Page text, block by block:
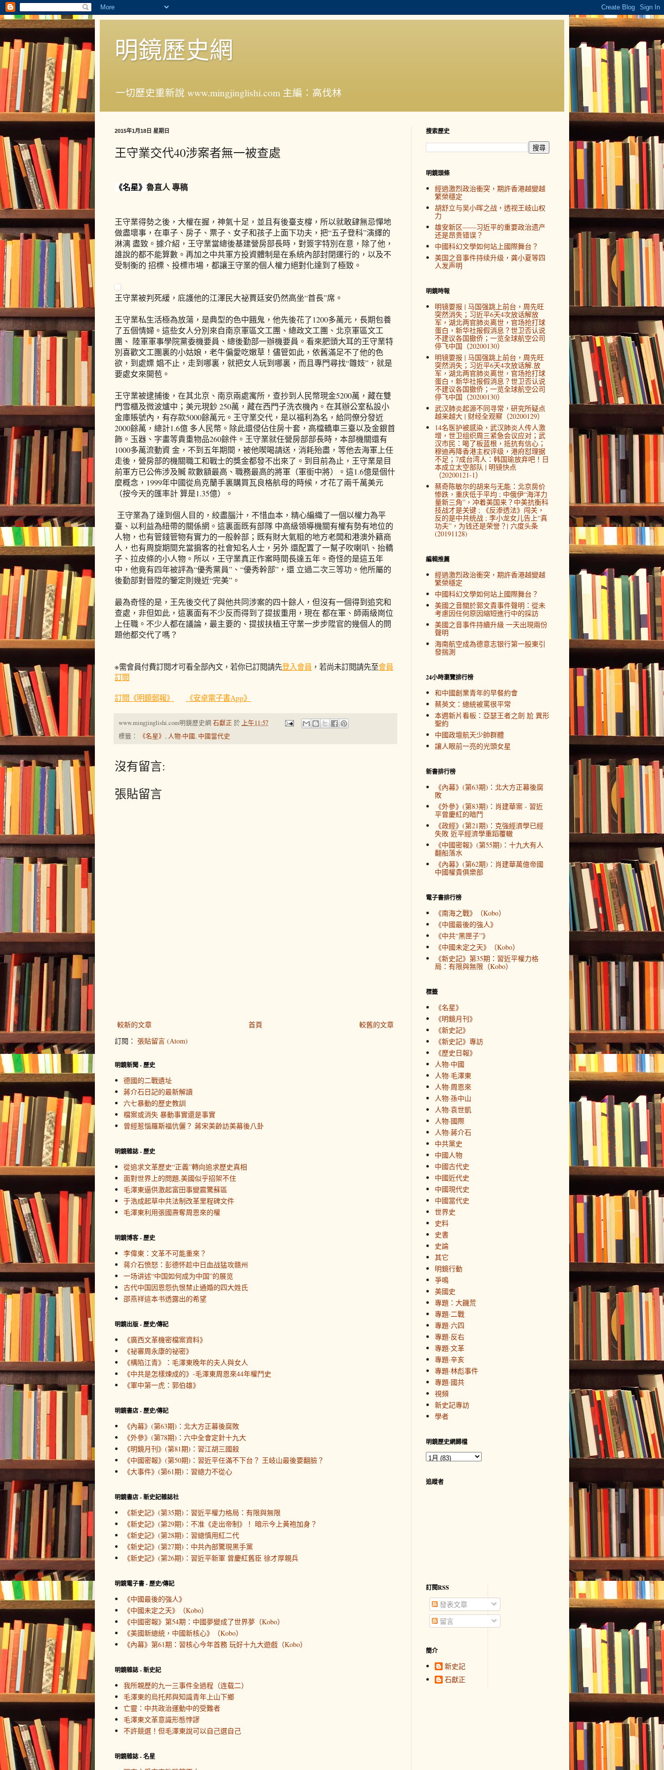
明鏡歷史網
一切歷史重新說 www.mingjinglishi.com 主編：高伐林
2015年1月18日 星期日
王守業交代40涉案者無一被查處
《名星》 魯直人 專稿
王守業得勢之後，大權在握，神氣十足，並且有後臺支橕，所以就敢肆無忌憚地
做盡壞事，在車子、房子、票子、女子和孩子上面下功夫，把“五子登科”演繹的
淋漓 盡致。據介紹，王守業當總後基建營房部長時，對簽字特別在意，除了他，
誰說的都不能算數。再加之中共軍方投資體制是在系統內部封閉運行的，以及不
受制衡的 招標、投標市場，都讓王守業的個人權力絕對化達到了極致。
王守業被判死緩，庇護他的江澤民大祕賈廷安仍然高坐“首長”席。
王守業私生活極為放蕩，是典型的色中餓鬼，他先後花了1200多萬元，長期包養
了五個情婦。這些女人分別來自南京軍區文工團、總政文工團、北京軍區文工
團、 陸軍軍事學院黨委機要員、總後勤部一辦機要員。看來肥頭大耳的王守業特
別喜歡文工團裏的小姑娘，老牛偏愛吃嫩草！儘管如此，依舊滿足不了他的色
欲，到處嫖 娼不止，走到哪裏，就把女人玩到哪裏，而且專門尋找“雛妓”，就是
要處女來開苞。
王守業被逮捕後，在其北京、南京兩處寓所，查抄到人民幣現金5200萬，藏在雙
門雪櫃及微波爐中；美元現鈔 250萬，藏在西門子洗衣機內。在其辦公室私設小
金庫賬號內，有存款5000餘萬元。王守業交代，是以福利為名，給同僚分發近
2000餘萬，總計1.6億 多人民幣。除此還侵佔住房十套，高檔轎車三臺以及金銀首
飾。玉器、字畫等貴重物品260餘件。王守業就任營房部部長時，本部機關還有
1000多萬流動資 金，不到五年期間，被他喫喝請送，消耗殆盡，等他去海軍上任
走後，營房部的機關職工和戰士的獎金都發不出來了。到目前為止，王守業是目
前軍方已公佈涉及贓 款數額最高、職務最高的將軍（軍銜中將）。這1.6億是個什
麼概念，1999年中國從烏克蘭手裏購買瓦良格航母的時候，才花了兩千萬美元
（按今天的匯率計 算是1.35億）。
王守業為了達到個人目的，絞盡腦汁，不惜血本，精心編織了一個以權力為平
臺、以利益為紐帶的關係網。這裏面既有部隊 中高級領導機關有權有勢有地位的
人物，也有管錢管物有實力的一般幹部；既有財大氣粗的地方老闆和港澳外籍商
人，也有周旋期間充當掮客的社會知名人士，另外 還配置了一幫子吹喇叭、抬轎
子、拉皮條的小人物。所以，王守業真正作案時間長達五年。奇怪的是這五年
中，他竟有四年被評為“優秀黨員”、“優秀幹部”，還 立過二次三等功。他所屬的
後勤部對晉陞的鑒定則幾近“完美”。
最為奇怪的是，王先後交代了與他共同涉案的四十餘人，但沒有一個得到追究和
查處，非但如此，這裏面有不少反而得到了提拔重用，現在 都在軍、師兩級崗位
上任職。不少人都在議論，最主要的、提拔扶植王守業一步步陞官的幾個人的問
題他都交代了嗎？
※需會員付費訂閱才可看全部內文，若你已訂閱請先登入會員 ，若尚未訂閱請先至會員
訂閱
訂閱《明鏡郵報》 《安卓電子書App》
www.mingjinglishi.com明鏡歷史網 石獻正 於 上午11:57
標籤：
《名星》 , 人物·中國, 中國當代史
沒有留言:
張貼留言
較新的文章 較舊的文章
首頁
訂閱： 張貼留言 (Atom)
明鏡新聞 - 歷史
德國的二戰遺址
蔣介石日記的最新解讀
六七暴動的歷史教訓
檔案或消失 暴動事實還是事實
曾經惹惱羅斯福伉儷？ 蔣宋美齡訪美幕後八卦
明鏡雜誌 - 歷史
從追求文革歷史“正義”轉向追求歷史真相
面對世界上的問題,美國似乎招架不住
毛澤東逼供激起富田事變震驚蘇區
于浩成起草中共法制改革里程碑文件
毛澤東利用張國燾奪周恩來的權
明鏡博客 - 歷史
李偉東：文革不可能重來？
蒋介石愤怒：彭德怀趁中日血战猛攻赣州
一场讲述“中国如何成为中国”的展览
古代中国因恩怨仇恨禁止通婚的四大姓氏
邵燕祥這本书透露出的希望
明鏡出版 - 歷史/傳記
《廣西文革機密檔案資料》
《祕審周永康的祕密》
《構陷江青》：毛澤東晚年的夫人與女人
《中共是怎樣煉成的》-毛澤東周恩來44年權鬥史
《軍中第一虎：郭伯雄》
明鏡書店 - 歷史/傳記
《內幕》(第63期)：北大方正幕後腐敗
《外參》(第78期)：六中全會定針十九大
《明鏡月刊》(第81期)：習江胡三國殺
《中國密報》(第50期)：習近平任滿不下台？ 王岐山最後要翻臉？
《大事件》(第61期)：習總力不從心
明鏡書店 - 新史記雜誌社
《新史記》(第35期)：習近平權力格局：有限與無限
《新史記》(第29期)：不准《走出帝制》！ 暗示今上黃袍加身？
《新史記》(第28期)：習總慎用紅二代
《新史記》(第27期)：中共內部驚現黑手黨
《新史記》(第26期)：習近平新軍 曾慶紅舊臣 徐才厚親兵
明鏡電子書 - 歷史/傳記
《中國最後的強人》
《中國未定之天》（Kobo）
《中國密報》第54期：中國夢變成了世界夢（Kobo）
《美國新總統，中國新核心》（Kobo）
《內幕》第61期：習核心今年首務 玩好十九大遊戲（Kobo）
明鏡雜誌 - 新史記
我所親歷的九一三事件全過程（连载二）
毛澤東的烏托邦與知識青年上山下鄉
亡靈：中共政治運動中的受難者
毛澤東文革意識形態悖謬
不許競選！但毛澤東說可以自己選自己
明鏡雜誌 - 名星
搜索歷史
明鏡頭條
經過激烈政治衝突，期許香港越變越
繁榮穩定
胡舒立与吴小晖之战，透视王岐山权
力
雄安新区——习近平的重要政治遗产
还是昂贵错误？
中國科幻文學如何站上國際舞台？
美国之音事件持续升级，龚小夏等四
人发声明
明鏡時報
明镜要报 | 马国强跳上前台，周先旺
突然消失；习近平6天4次放话解放
军，湖北两官肺炎离世，官场抢打球
蛋白，新华社报假消息？世卫否认说
不建议各国撤侨；一览全球航空公司
停飞中国（20200130）
明镜要报 | 马国强跳上前台，周先旺
突然消失；习近平6天4次放话解.放
军，湖北两官肺炎离世，官场抢打球
蛋白，新华社报假消息？世卫否认说
不建议各国撤侨；一览全球航空公司
停飞中国（20200130）
武汉肺炎起源不同寻常，研究所疑点
越来越大 | 财经全观察（20200129）
14名医护被感染，武汉肺炎人传人激
增，世卫组织周三紧急会议应对；武
汉市民：喝了板蓝根，抵抗有信心；
穆迪再降香港主权评级，港府怼理据
不足；7成台湾人：韩国瑜放弃吧！日
本成立太空部队 | 明镜快点
（20200121-1）
蔡奇陈敏尔的胡来与无能：北京房价
惨跌，重庆低于平均 ; 中俄伊“海洋力
量新三角”，冲着美国来？中美抗衡科
技战才是关键 ; 《反渗透法》闯关，
反的是中共统战 ; 李小龙女儿告上“真
功夫”，为钱还是荣誉？| 六度头条
(20191128)
編輯推薦
經過激烈政治衝突，期許香港越變越
繁榮穩定
中國科幻文學如何站上國際舞台？
美國之音關於郭文貴事件聲明：從未
考慮因任何原因縮短進行中的採訪
美國之音事件持續升級 一天出現兩份
聲明
海南航空成為德意志银行第一股東引
發揣測
24小時瀏覽排行榜
和中國創業青年的早餐約會
蔡英文：總統被罵很平常
本週新片看板：亞瑟王者之劍 尬 異形
聖約
中國政壇航天少帥群體
讓人眼前一亮的光頭女星
新書排行榜
《內幕》(第63期)：北大方正幕後腐
敗
《外參》(第83期)：肖建華案 - 習近
平曾慶紅的暗鬥
《政經》(第21期)：克強經濟學已經
失敗 近平經濟學重蹈覆轍
《中國密報》(第55期)：十九大有人
翻船落水
《內幕》(第62期)：肖建華萬億帝國
中國權貴俱樂部
電子書排行榜
《南海之戰》（Kobo）
《中國最後的強人》
《中共“黑匣子”》
《中國未定之天》（Kobo）
《新史記》第35期：習近平權力格
局：有限與無限（Kobo）
標籤
《名星》
《明鏡月刊》
《新史記》
《新史記》專訪
《歷史日報》
人物·中國
人物·毛澤東
人物·周恩來
人物·孫中山
人物·袁世凱
人物·國際
人物·蔣介石
中共黨史
中國人物
中國古代史
中國近代史
中國現代史
中國當代史
世界史
史料
史書
史論
其它
明鏡行動
爭鳴
美國史
專題：大饑荒
專題·二戰
專題·六四
專題·反右
專題·文革
專題·辛亥
專題·林彪事件
專題·國共
視頻
新史記專訪
學者
明鏡歷史網歸檔
追蹤者
訂閱RSS
發表文章
留言
簡介
新史記
石獻正